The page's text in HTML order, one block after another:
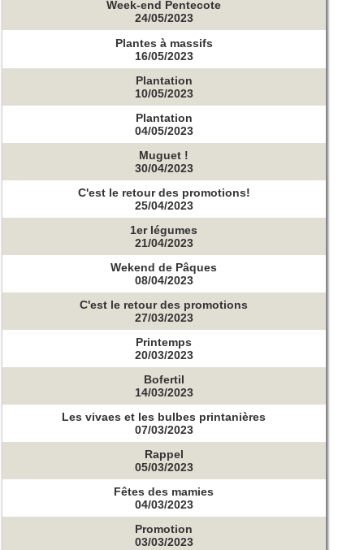
Week-end Pentecote
24/05/2023
Plantes à massifs
16/05/2023
Plantation
10/05/2023
Plantation
04/05/2023
Muguet !
30/04/2023
C'est le retour des promotions!
25/04/2023
1er légumes
21/04/2023
Wekend de Pâques
08/04/2023
C'est le retour des promotions
27/03/2023
Printemps
20/03/2023
Bofertil
14/03/2023
Les vivaes et les bulbes printanières
07/03/2023
Rappel
05/03/2023
Fêtes des mamies
04/03/2023
Promotion
03/03/2023